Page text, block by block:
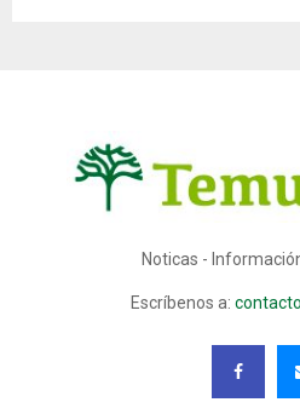
Noticas -
Escríbenos a: